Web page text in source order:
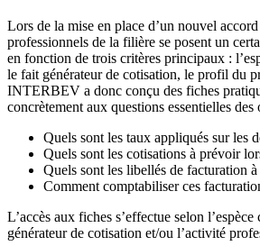
Lors de la mise en place d’un nouvel
professionnels de la filière se posent un
en fonction de trois critères principaux :
le fait générateur de cotisation, le profil du
INTERBEV a donc conçu des fiches
concrètement aux questions essentielles des
Quels sont les taux appliqués sur les
Quels sont les cotisations à prévoir
Quels sont les libellés de facturation
Comment comptabiliser ces
L’accès aux fiches s’effectue selon
générateur de cotisation et/ou l’activité